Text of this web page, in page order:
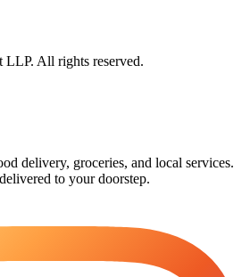
LLP. All rights reserved.
delivery, groceries, and local services.
to your doorstep.